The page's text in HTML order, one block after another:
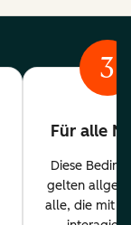
3
Für alle
Diese
gelten
alle, die mit